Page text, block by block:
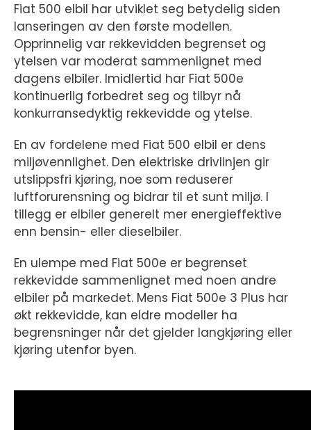
Fiat 500 elbil har utviklet seg betydelig siden
lanseringen av den første modellen.
Opprinnelig var rekkevidden begrenset og
ytelsen var moderat sammenlignet med
dagens elbiler. Imidlertid har Fiat 500e
kontinuerlig forbedret seg og tilbyr nå
konkurransedyktig rekkevidde og ytelse.
En av fordelene med Fiat 500 elbil er dens
miljøvennlighet. Den elektriske drivlinjen gir
utslippsfri kjøring, noe som reduserer
luftforurensning og bidrar til et sunt miljø. I
tillegg er elbiler generelt mer energieffektive
enn bensin- eller dieselbiler.
En ulempe med Fiat 500e er begrenset
rekkevidde sammenlignet med noen andre
elbiler på markedet. Mens Fiat 500e 3 Plus har
økt rekkevidde, kan eldre modeller ha
begrensninger når det gjelder langkjøring eller
kjøring utenfor byen.